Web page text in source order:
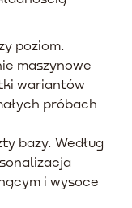
poziom.
maszynowe
wariantów
próbach
bazy. Według
i wysoce